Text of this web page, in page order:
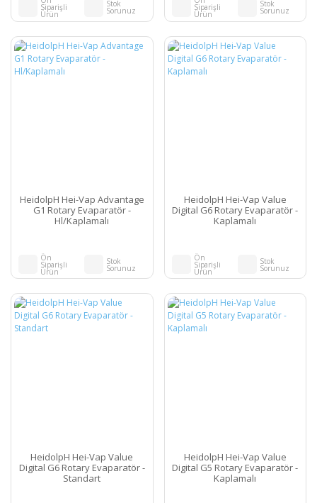
Siparişli
Ürün
Stok
Sorunuz Siparişli
Ürün
Stok
Sorunuz
HeidolpH Hei-Vap Advantage
G1 Rotary Evaparatör -
Hl/Kaplamalı
Ön
Siparişli
Ürün
Stok
Sorunuz
HeidolpH Hei-Vap Value
Digital G6 Rotary Evaparatör -
Kaplamalı
Ön
Siparişli
Ürün
Stok
Sorunuz
HeidolpH Hei-Vap Value
Digital G6 Rotary Evaparatör -
Standart
HeidolpH Hei-Vap Value
Digital G5 Rotary Evaparatör -
Kaplamalı